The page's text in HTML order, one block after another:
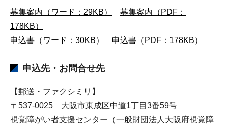
募集案内（ワード：29KB）
募集案内（PDF：
178KB）
申込書（ワード：30KB）
申込書（PDF：178KB）
申込先・お問合せ先
【郵送・ファクシミリ】
〒537-0025 大阪市東成区中道1丁目3番59号
視覚障がい者支援センター（一般財団法人大阪府視覚障